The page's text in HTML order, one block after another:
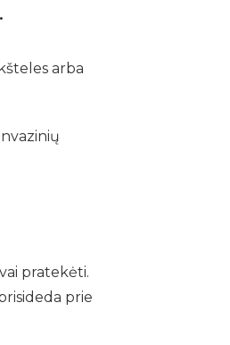
arba
pratekėti.
prie